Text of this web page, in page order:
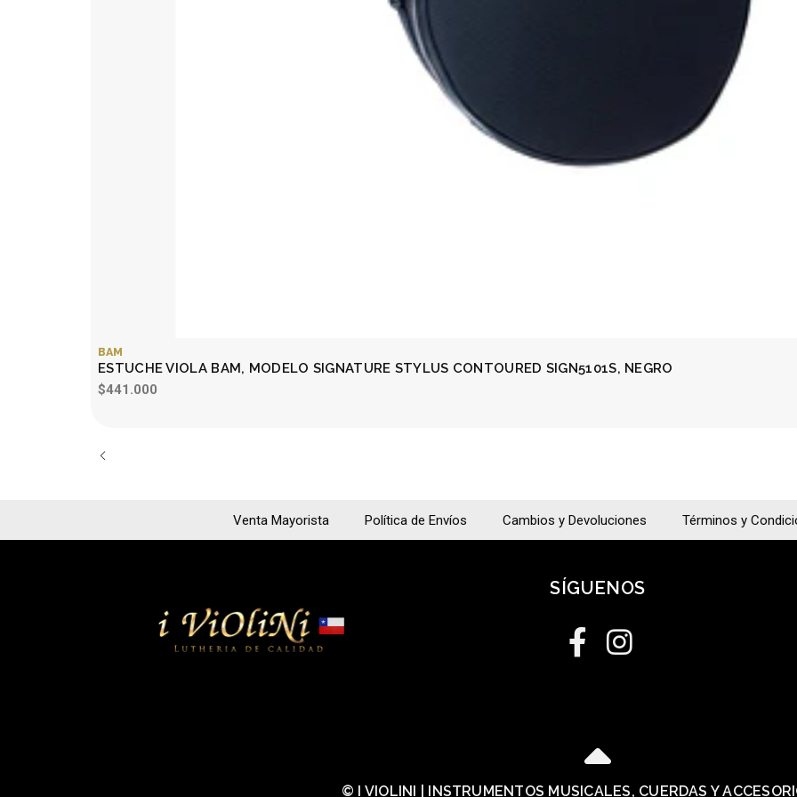
BAM
ESTUCHE VIOLA BAM, MODELO SIGNATURE STYLUS CONTOURED SIGN5101S, NEGRO
$441.000
Venta Mayorista Política de Envíos Cambios y Devoluciones Términos y
SÍGUENOS
© I VIOLINI | INSTRUMENTOS MUSICALES, CUERDAS Y